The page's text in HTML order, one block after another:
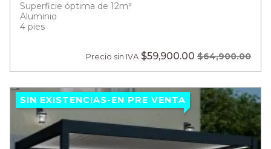
Superficie óptima de 12m²
Aluminio
4 pies
Precio sin IVA $59,900.00 $64,900.00
SIN EXISTENCIAS-EN PRE VENTA